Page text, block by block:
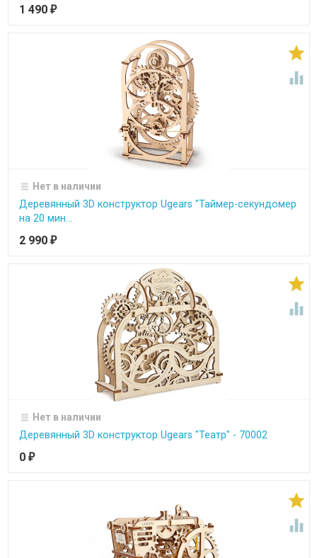
1 490 ₽


Нет в наличии
Деревянный 3D конструктор Ugears "Таймер-секундомер
на 20 мин...
2 990 ₽


Нет в наличии
Деревянный 3D конструктор Ugears "Театр" - 70002
0 ₽

